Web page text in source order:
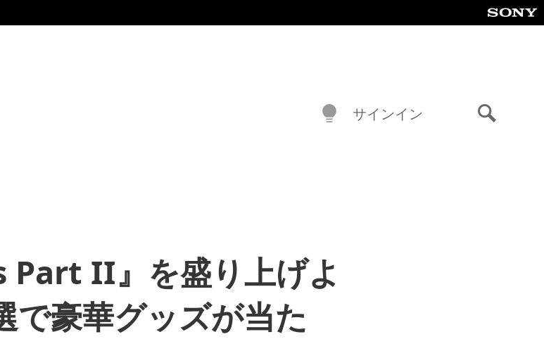
サインイン
Part II』を盛り上げよ
で豪華グッズが当た